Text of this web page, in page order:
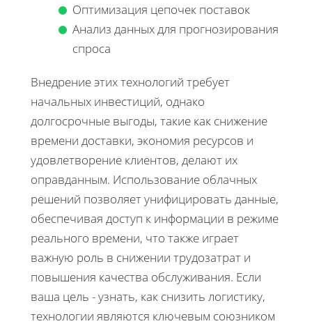
Оптимизация цепочек поставок
Анализ данных для прогнозирования
спроса
Внедрение этих технологий требует
начальных инвестиций, однако
долгосрочные выгоды, такие как снижение
времени доставки, экономия ресурсов и
удовлетворение клиентов, делают их
оправданным. Использование облачных
решений позволяет унифицировать данные,
обеспечивая доступ к информации в режиме
реального времени, что также играет
важную роль в снижении трудозатрат и
повышения качества обслуживания. Если
ваша цель - узнать, как снизить логистику,
технологии являются ключевым союзником